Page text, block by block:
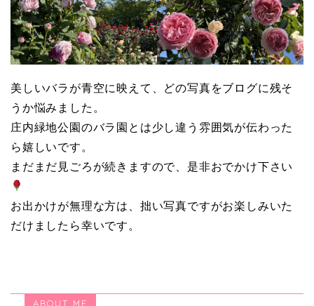
美しいバラが青空に映えて、どの写真をブログに残そ
うか悩みました。
庄内緑地公園のバラ園とは少し違う雰囲気が伝わった
ら嬉しいです。
まだまだ見ごろが続きますので、是非おでかけ下さい
お出かけが無理な方は、拙い写真ですがお楽しみいた
だけましたら幸いです。
ABOUT ME